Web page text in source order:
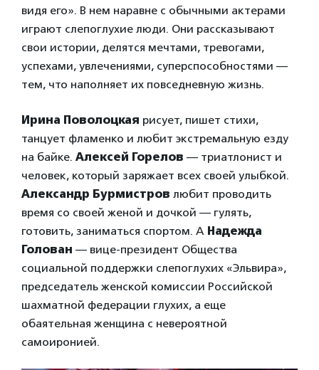
видя его». В нем наравне с обычными актерами
играют слепоглухие люди. Они рассказывают
свои истории, делятся мечтами, тревогами,
успехами, увлечениями, суперспособностями —
тем, что наполняет их повседневную жизнь.
Ирина Поволоцкая рисует, пишет стихи,
танцует фламенко и любит экстремальную езду
на байке. Алексей Горелов — триатлонист и
человек, который заряжает всех своей улыбкой.
Александр Бурмистров любит проводить
время со своей женой и дочкой — гулять,
готовить, заниматься спортом. А Надежда
Голован — вице-президент Общества
социальной поддержки слепоглухих «Эльвира»,
председатель женской комиссии Российской
шахматной федерации глухих, а еще
обаятельная женщина с невероятной
самоиронией.